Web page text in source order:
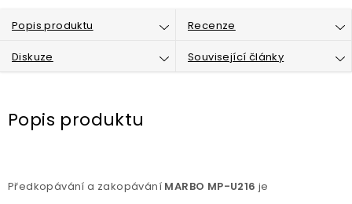
Popis produktu Recenze
Diskuze Související články
Popis produktu
Předkopávání a zakopávání MARBO MP-U216 je